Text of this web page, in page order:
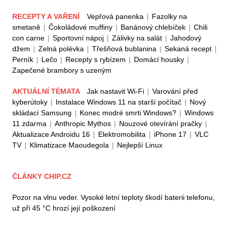
RECEPTY A VAŘENÍ Vepřová panenka | Fazolky na
smetaně | Čokoládové muffiny | Banánový chlebíček | Chili
con carne | Sportovní nápoj | Zálivky na salát | Jahodový
džem | Zelná polévka | Třešňová bublanina | Sekaná recept |
Perník | Lečo | Recepty s rybízem | Domácí housky |
Zapečené brambory s uzeným
AKTUÁLNÍ TÉMATA Jak nastavit Wi-Fi | Varování před
kyberútoky | Instalace Windows 11 na starší počítač | Nový
skládací Samsung | Konec modré smrti Windows? | Windows
11 zdarma | Anthropic Mythos | Nouzové otevírání pračky |
Aktualizace Androidu 16 | Elektromobilita | iPhone 17 | VLC
TV | Klimatizace Maoudegola | Nejlepší Linux
ČLÁNKY CHIP.CZ
Pozor na vlnu veder. Vysoké letní teploty škodí baterii telefonu,
už při 45 °C hrozí její poškození